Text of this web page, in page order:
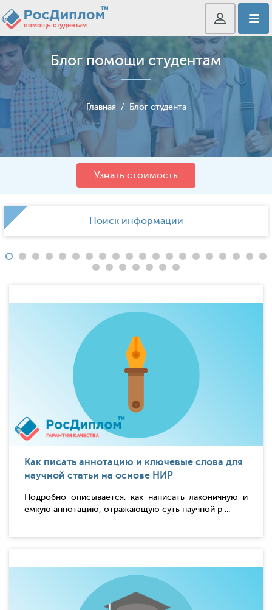
Блог помощи студентам
Главная / Блог студента
Узнать стоимость
Поиск информации
Как писать аннотацию и ключевые слова для
научной статьи на основе НИР
Подробно описывается, как написать лаконичную и
емкую аннотацию, отражающую суть научной р ...